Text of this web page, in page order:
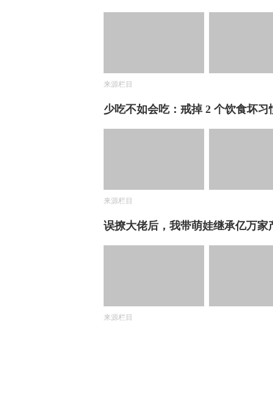
来源栏目
少吃不如会吃：戒掉 2 个饮食坏
来源栏目
误撩大佬后，我带萌娃继承亿万家
来源栏目